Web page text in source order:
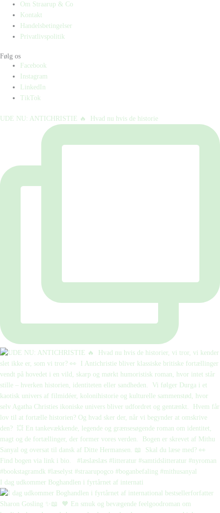
Om Straarup & Co
Kontakt
Handelsbetingelser
Privatlivspolitik
Følg os
Facebook
Instagram
LinkedIn
TikTok
UDE NU: ANTICHRISTIE 🔥⁠ ⁠ Hvad nu hvis de historie
I dag udkommer Boghandlen i fyrtårnet af internati